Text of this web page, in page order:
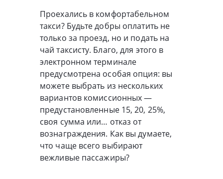
Проехались в комфортабельном
такси? Будьте добры оплатить не
только за проезд, но и подать на
чай таксисту. Благо, для этого в
электронном терминале
предусмотрена особая опция: вы
можете выбрать из нескольких
вариантов комиссионных —
предустановленные 15, 20, 25%,
своя сумма или… отказ от
вознаграждения. Как вы думаете,
что чаще всего выбирают
вежливые пассажиры?